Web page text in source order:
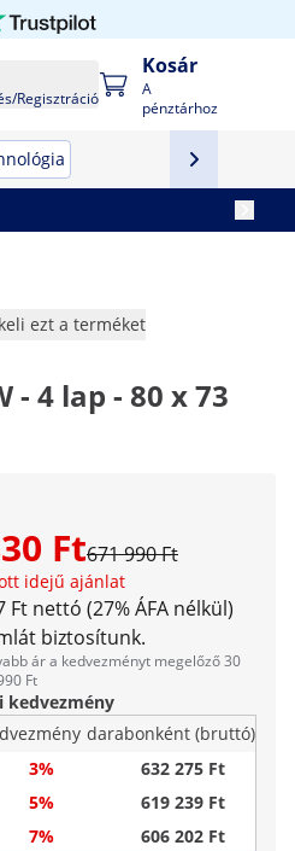
Regisztráció
Kosár
A
pénztárhoz
ezt a terméket
4 lap - 80 x 73
Ft671 990 Ft
idejű ajánlat
Ft nettó (27% ÁFA nélkül)
biztosítunk.
ár a kedvezményt megelőző 30
Ft
kedvezmény
darabonként (bruttó)
3%
632 275 Ft
5%
619 239 Ft
7%
606 202 Ft